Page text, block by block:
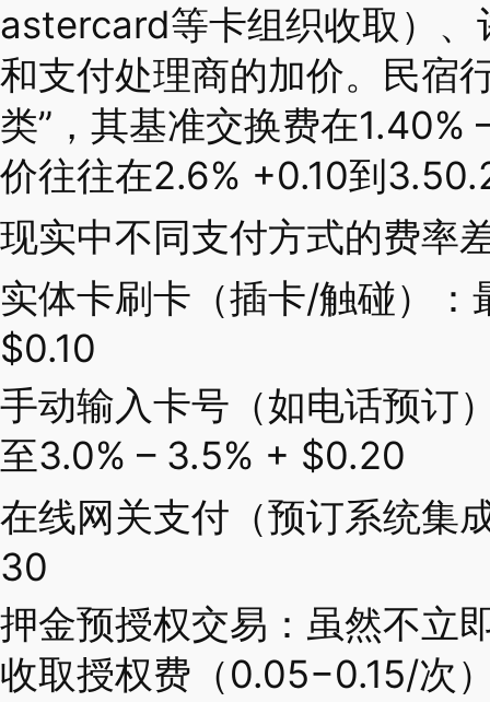
astercard等卡组织收取）
和支付处理商的加价。民宿
类”，其基准交换费在1.40%
价往往在2.6% +0.10到
现实中不同支付方式的费率
实体卡刷卡（插卡/触碰）：
$0.10
手动输入卡号（如电话预订
至3.0% – 3.5% + $0.20
在线网关支付（预订系统集
30
押金预授权交易：虽然不立
收取授权费（0.05−0.15/次